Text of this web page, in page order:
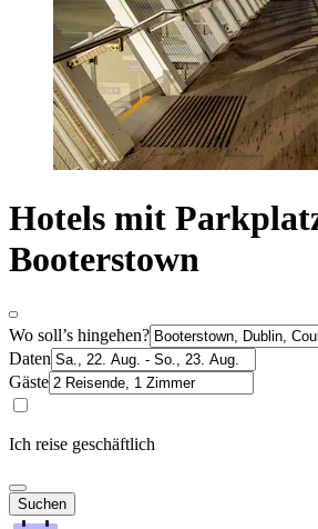
Hotels mit
Booterstown
Wo soll’s hingehen?
Daten
Gäste
Ich reise geschäftlich
Suchen